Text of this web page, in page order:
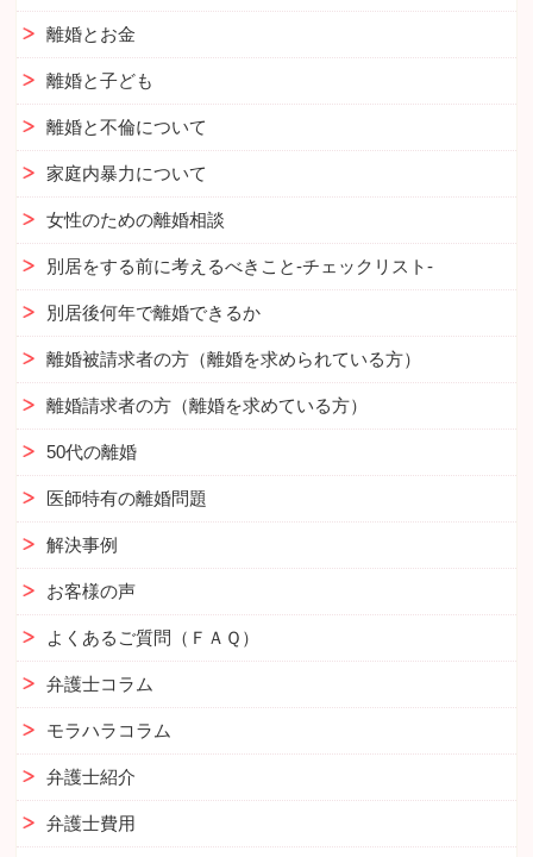
離婚とお金
離婚と子ども
離婚と不倫について
家庭内暴力について
女性のための離婚相談
別居をする前に考えるべきこと-チェックリスト-
別居後何年で離婚できるか
離婚被請求者の方（離婚を求められている方）
離婚請求者の方（離婚を求めている方）
50代の離婚
医師特有の離婚問題
解決事例
お客様の声
よくあるご質問（ＦＡＱ）
弁護士コラム
モラハラコラム
弁護士紹介
弁護士費用